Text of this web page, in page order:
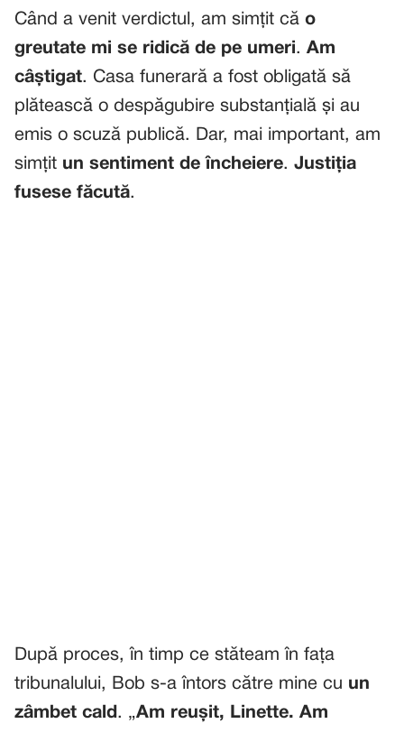
Când a venit verdictul, am simțit că o
greutate mi se ridică de pe umeri. Am
câștigat. Casa funerară a fost obligată să
plătească o despăgubire substanțială și au
emis o scuză publică. Dar, mai important, am
simțit un sentiment de încheiere. Justiția
fusese făcută.
După proces, în timp ce stăteam în fața
tribunalului, Bob s-a întors către mine cu un
zâmbet cald . „Am reușit, Linette. Am